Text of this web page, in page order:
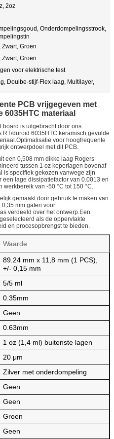
2oz
Onderdompelingsstrook,
Zwart, Groen
Zwart, Groen
voor elektrische test
Doulbe-stijf-Flex laag, Multilayer,
PCB vrijgegeven met
6035HTC materiaal
board is uitgebracht door ons
duroid 6035HTC keramisch gevulde
voor hoogfrequente
ontwerpdoel met dit PCB.
een 0,508 mm dikke laag Rogers
tussen 1 oz koperlagen bovenaf
is specifiek gekozen vanwege zijn
lage dissipatiefactor van 0.0013 en
van -50 °C tot 150 °C.
gemaakt door gebruik te maken van
mm gaten voor
verdeeld over het ontwerp.Een
als de oppervlakte
en procesopbrengst te bieden.
Waarde
89.24 mm x 11,8 mm (1 PCS),
+/- 0,15 mm
5/5 ml
0.35mm
Geen
0.63mm
1 oz (1,4 ml) buitenste lagen
20 μm
Zilver met onderdompeling
Geen
Geen
Groen
Geen